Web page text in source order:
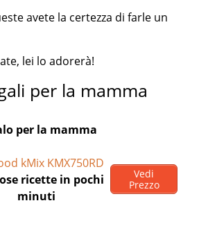
avete la certezza di farle un
lei lo adorerà!
per la mamma
per la mamma
kMix KMX750RD
ricette in pochi
minuti
Vedi
Prezzo